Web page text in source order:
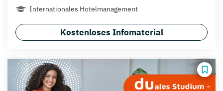
Internationales Hotelmanagement
Kostenloses Infomaterial